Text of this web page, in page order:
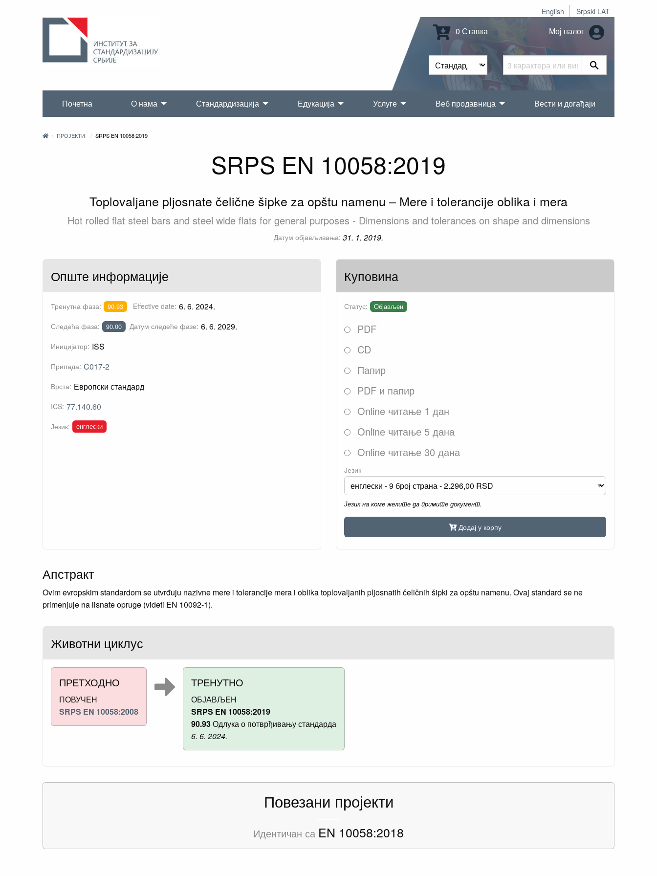
English Srpski LAT
0 Ставка Мој налог
Почетна О нама Стандардизација Едукација Услуге Веб продавница Вести и догађаји
ПРОЈЕКТИ SRPS EN 10058:2019
SRPS EN 10058:2019
Toplovaljane pljosnate čelične šipke za opštu namenu – Mere i tolerancije oblika i mera
Hot rolled flat steel bars and steel wide flats for general purposes - Dimensions and tolerances on shape and dimensions
Датум објављивања: 31. 1. 2019.
Опште информације
Тренутна фаза: 90.93 Effective date: 6. 6. 2024.
Следећа фаза: 90.00 Датум следеће фазе: 6. 6. 2029.
Иницијатор: ISS
Припада: C017-2
Врста: Европски стандард
ICS: 77.140.60
Језик: енглески
Куповина
Статус: Објављен
PDF
CD
Папир
PDF и папир
Online читање 1 дан
Online читање 5 дана
Online читање 30 дана
Језик
Језик на коме желите да примите документ.
Додај у корпу
Апстракт
Ovim evropskim standardom se utvrđuju nazivne mere i tolerancije mera i oblika toplovaljanih pljosnatih čeličnih šipki za opštu namenu. Ovaj standard se ne
primenjuje na lisnate opruge (videti EN 10092-1).
Животни циклус
ПРЕТХОДНО
ПОВУЧЕН
SRPS EN 10058:2008
ТРЕНУТНО
ОБЈАВЉЕН
SRPS EN 10058:2019
90.93Одлука о потврђивању стандарда
6. 6. 2024.
Повезани пројекти
Идентичан са EN 10058:2018